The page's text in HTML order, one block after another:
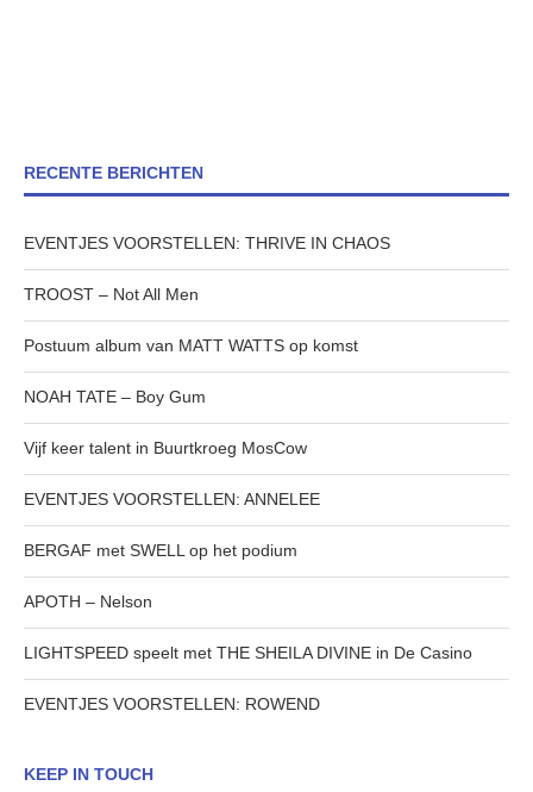
RECENTE BERICHTEN
EVENTJES VOORSTELLEN: THRIVE IN CHAOS
TROOST – Not All Men
Postuum album van MATT WATTS op komst
NOAH TATE – Boy Gum
Vijf keer talent in Buurtkroeg MosCow
EVENTJES VOORSTELLEN: ANNELEE
BERGAF met SWELL op het podium
APOTH – Nelson
LIGHTSPEED speelt met THE SHEILA DIVINE in De Casino
EVENTJES VOORSTELLEN: ROWEND
KEEP IN TOUCH